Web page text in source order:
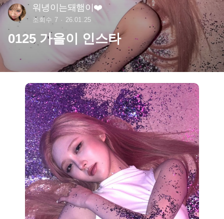
워녕이는돼햄이❤️
조회수 7 26.01.25
0125 가을이 인스타